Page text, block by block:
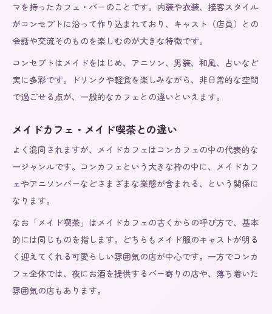
マを持ったカフェ・バーのことです。内装や衣装、接客スタイル
がコンセプトに沿って作り込まれており、キャスト（店員）との
会話や交流そのものを楽しむのが大きな特徴です。
コンセプトはメイドをはじめ、アニソン、男装、和風、占いなど
実に多彩です。ドリンクや軽食を楽しみながら、非日常的な空間
で過ごせる点が、一般的なカフェとの違いといえます。
メイドカフェ・メイド喫茶との違い
よく混同されますが、メイドカフェはコンカフェの中の代表的な
一ジャンルです。コンカフェという大きな枠の中に、メイドカフ
ェやアニソンバーなどさまざまな業態が含まれる、という関係に
なります。
なお「メイド喫茶」はメイドカフェの古くからの呼び方で、基本
的には同じものを指します。どちらもメイド服のキャストが明る
く迎えてくれる可愛らしい雰囲気の店が中心です。一方でコンカ
フェ全体では、夜にお酒を提供するバー寄りの店や、落ち着いた
雰囲気の店もあります。